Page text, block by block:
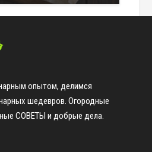
опытом, делимся
шедевров. Огородные
СОВЕТЫ и добрые дела.